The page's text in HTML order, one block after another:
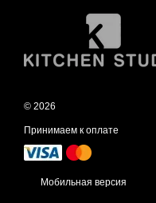
© 2026
Принимаем к оплате
Мобильная версия